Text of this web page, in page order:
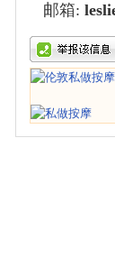
邮箱: